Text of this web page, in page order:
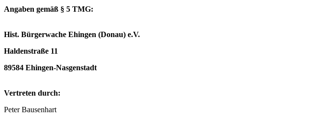
Angaben gemäß § 5 TMG:
Hist. Bürgerwache Ehingen (Donau) e.V.
Haldenstraße 11
89584 Ehingen-Nasgenstadt
Vertreten durch:
Peter Bausenhart